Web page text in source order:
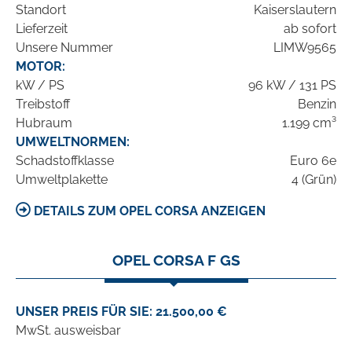
Standort
Kaiserslautern
Lieferzeit
ab sofort
Unsere Nummer
LIMW9565
MOTOR:
kW / PS
96 kW / 131 PS
Treibstoff
Benzin
Hubraum
1.199 cm³
UMWELTNORMEN:
Schadstoffklasse
Euro 6e
Umweltplakette
4 (Grün)
DETAILS ZUM OPEL CORSA ANZEIGEN
OPEL CORSA F GS
UNSER PREIS FÜR SIE: 21.500,00 €
MwSt. ausweisbar